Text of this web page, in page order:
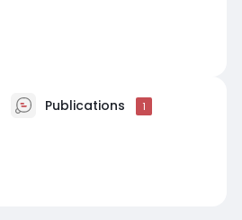
Publications 1